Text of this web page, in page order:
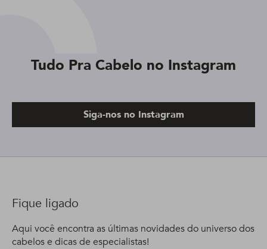
Tudo Pra Cabelo no Instagram
Siga-nos no Instagram
Fique ligado
Aqui você encontra as últimas novidades do universo dos
cabelos e dicas de especialistas!